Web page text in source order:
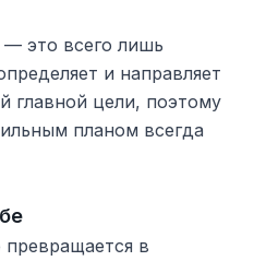
это всего лишь
и направляет
главной цели, поэтому
планом всегда
превращается в